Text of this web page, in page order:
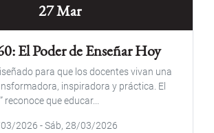
27 Mar
El Poder de Enseñar Hoy
para que los docentes vivan una
inspiradora y práctica. El
reconoce que educar...
2026 -Sáb, 28/03/2026